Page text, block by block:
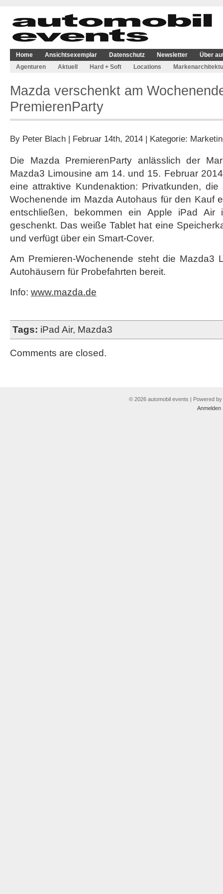
Home Ansichtsexemplar Datenschutz Newsletter
Über
Agenturen
Aktuell Hard + Soft Locations
Mazda verschenkt am
PremierenParty
By Peter Blach | Februar 14th, 2014 | Kategorie:
Die Mazda PremierenParty anlässlich der
Mazda3 Limousine am 14. und 15. Februar
eine attraktive Kundenaktion: Privatkunden,
Wochenende im Mazda Autohaus für den Kauf
entschließen, bekommen ein Apple iPad
geschenkt. Das weiße Tablet hat eine
und verfügt über ein Smart-Cover.
Am Premieren-Wochenende steht die Mazda3
Autohäusern für Probefahrten bereit.
Info: www.mazda.de
Tags: iPad Air, Mazda3
Comments are closed.
© 2026 automobil events | Powered by
Anmelden|